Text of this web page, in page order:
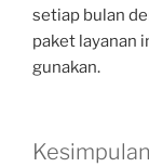
setiap bulan
paket layanan
gunakan.
Kesimpulan